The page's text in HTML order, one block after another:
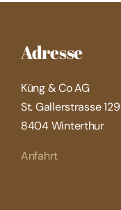
Adresse
Küng & Co AG
St. Gallerstrasse 129
8404 Winterthur
Anfahrt